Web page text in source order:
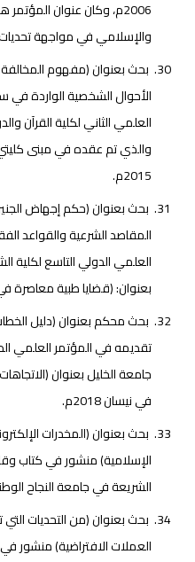
2006م، وكان عنوان
والإسلامي في مواجهة
بحث بعنوان (مفهوم
الأحوال الشخصية الواردة في
العلمي الثاني لكلية القرآن
2015م.
بحث بعنوان (حكم إجهاض
المقاصد الشرعية والقواعد
العلمي الدولي التاسع لكلية
بعنوان: (قضايا طبية معاصرة في
بحث محكم بعنوان (دليل
تقديمه في المؤتمر العلمي
جامعة الخليل بعنوان
في نيسان 2018م.
بحث بعنوان (المخدرات
الإسلامية) منشور في كتاب
الشريعة في جامعة النجاح الوطنية
بحث بعنوان (من التحديات
العملات الافتراضية) منشور